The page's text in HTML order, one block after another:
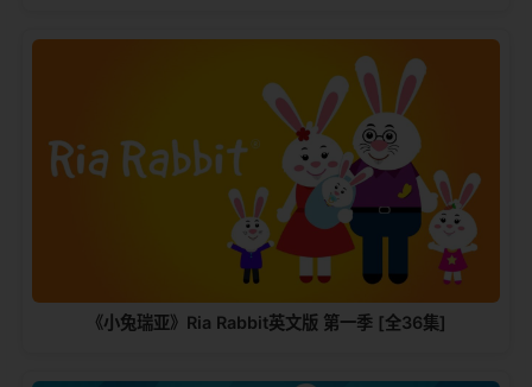
《小兔瑞亚》Ria Rabbit英文版 第一季 [全36集]